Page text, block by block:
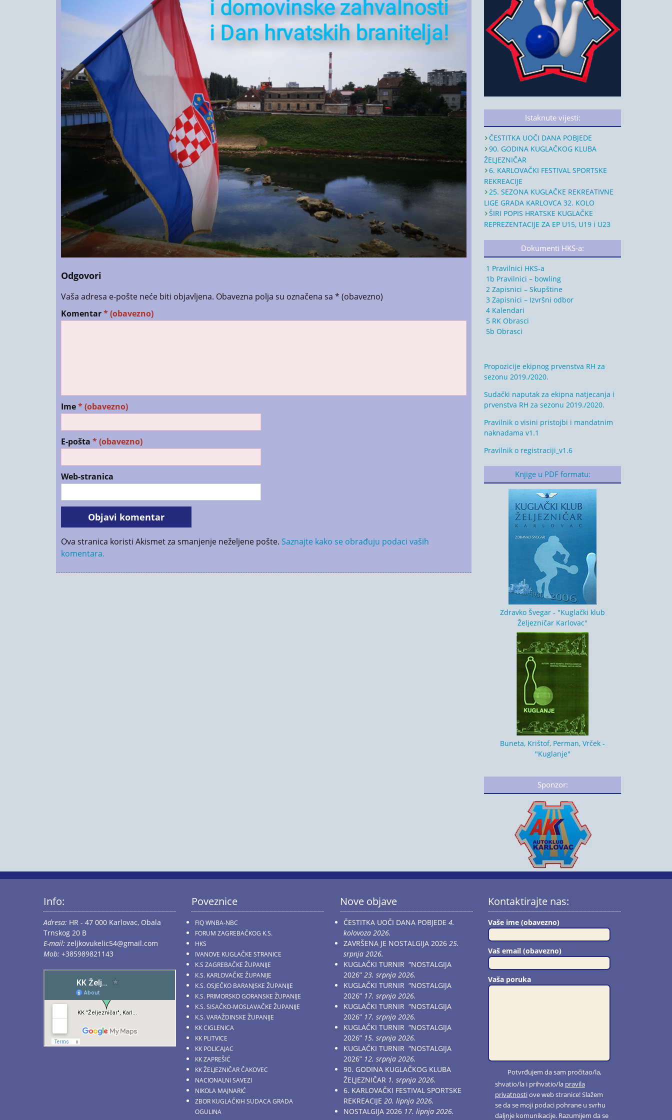
Odgovori
Vaša adresa e-pošte neće biti objavljena. Obavezna polja su označena sa * (obavezno)
Komentar* (obavezno)
Ime* (obavezno)
E-pošta * (obavezno)
Web-stranica
Ova stranica koristi Akismet za smanjenje neželjene pošte. Saznajte kako se obrađuju podaci vaših
komentara.
Istaknute vijesti:
ČESTITKA UOČI DANA POBJEDE
90. GODINA KUGLAČKOG KLUBA
ŽELJEZNIČAR
6. KARLOVAČKI FESTIVAL SPORTSKE
REKREACIJE
25. SEZONA KUGLAČKE REKREATIVNE
LIGE GRADA KARLOVCA 32. KOLO
ŠIRI POPIS HRATSKE KUGLAČKE
REPREZENTACIJE ZA EP U15, U19 i U23
Dokumenti HKS-a:
1 Pravilnici HKS-a
1b Pravilnici – bowling
2 Zapisnici – Skupštine
3 Zapisnici – Izvršni odbor
4 Kalendari
5 RK Obrasci
5b Obrasci
Propozicije ekipnog prvenstva RH za
sezonu 2019./2020.
Sudački naputak za ekipna natjecanja i
prvenstva RH za sezonu 2019./2020.
Pravilnik o visini pristojbi i mandatnim
naknadama v1.1
Pravilnik o registraciji_v1.6
Knjige u PDF formatu:
Zdravko Švegar - "Kuglački klub
Željezničar Karlovac"
Buneta, Krištof, Perman, Vrček -
"Kuglanje"
Sponzor:
Info:
Adresa: HR - 47 000 Karlovac, Obala
Trnskog 20 B
E-mail: zeljkovukelic54@gmail.com
Mob: +385989821143
Poveznice
FIQ WNBA-NBC
FORUM ZAGREBAČKOG K.S.
HKS
IVANOVE KUGLAČKE STRANICE
K.S ZAGREBAČKE ŽUPANIJE
K.S. KARLOVAČKE ŽUPANIJE
K.S. OSJEČKO BARANJSKE ŽUPANIJE
K.S. PRIMORSKO GORANSKE ŽUPANIJE
K.S. SISAČKO-MOSLAVAČKE ŽUPANIJE
K.S. VARAŽDINSKE ŽUPANIJE
KK CIGLENICA
KK PLITVICE
KK POLICAJAC
KK ZAPREŠIĆ
KK ŽELJEZNIČAR ČAKOVEC
NACIONALNI SAVEZI
NIKOLA MAJNARIĆ
ZBOR KUGLAČKIH SUDACA GRADA
OGULINA
Nove objave
ČESTITKA UOČI DANA POBJEDE 4.
kolovoza 2026.
ZAVRŠENA JE NOSTALGIJA 2026 25.
srpnja 2026.
KUGLAČKI TURNIR “NOSTALGIJA
2026” 23. srpnja 2026.
KUGLAČKI TURNIR “NOSTALGIJA
2026” 17. srpnja 2026.
KUGLAČKI TURNIR “NOSTALGIJA
2026” 17. srpnja 2026.
KUGLAČKI TURNIR “NOSTALGIJA
2026” 15. srpnja 2026.
KUGLAČKI TURNIR “NOSTALGIJA
2026” 12. srpnja 2026.
90. GODINA KUGLAČKOG KLUBA
ŽELJEZNIČAR 1. srpnja 2026.
6. KARLOVAČKI FESTIVAL SPORTSKE
REKREACIJE 20. lipnja 2026.
NOSTALGIJA 2026 17. lipnja 2026.
Kontaktirajte nas:
Vaše ime (obavezno)
Vaš email (obavezno)
Vaša poruka
Potvrđujem da sam pročitao/la,
shvatio/la i prihvatio/la pravila
privatnostiove web stranice! Slažem
se da se moji podaci pohrane u svrhu
daljnje komunikacije. Razumijem da se